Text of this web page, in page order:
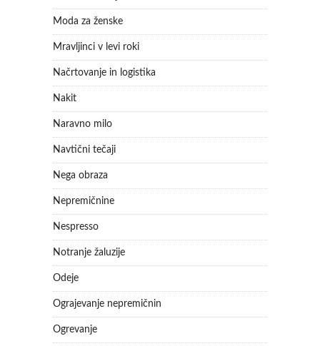
Moda za ženske
Mravljinci v levi roki
Načrtovanje in logistika
Nakit
Naravno milo
Navtični tečaji
Nega obraza
Nepremičnine
Nespresso
Notranje žaluzije
Odeje
Ograjevanje nepremičnin
Ogrevanje